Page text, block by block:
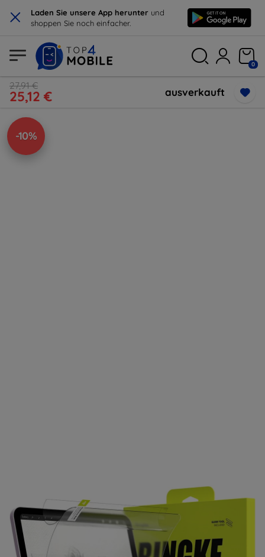
× Laden Sie unsere App herunter und
shoppen Sie noch einfacher.
0
27,91 €
25,12 € ausverkauft
-10%